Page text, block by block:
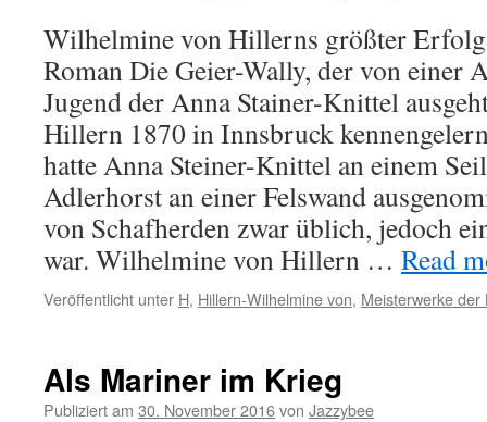
Wilhelmine von Hillerns größter
Roman Die Geier-Wally, der von einer
Jugend der Anna Stainer-Knittel
Hillern 1870 in Innsbruck
hatte Anna Steiner-Knittel an einem
Adlerhorst an einer Felswand
von Schafherden zwar üblich, jedoch
war. Wilhelmine von Hillern … Read
Veröffentlicht unter H, Hillern-Wilhelmine von, Meisterwerke der
Als Mariner im Krieg
Publiziert am 30. November 2016von Jazzybee